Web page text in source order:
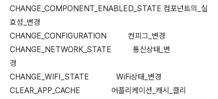
CHANGE_COMPONENT_ENABLED_STATE 컴포넌트의_실
효성_변경
CHANGE_CONFIGURATION 컨피그_변경
CHANGE_NETWORK_STATE 통신상태_변
경
CHANGE_WIFI_STATE WiFi상태_변경
CLEAR_APP_CACHE 어플리케이션_캐시_클리